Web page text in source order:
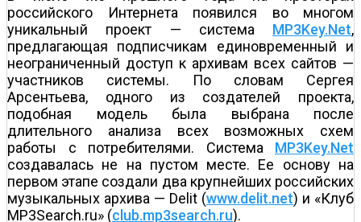
российского Интернета появился во многом
уникальный проект — система MP3Key.Net,
предлагающая подписчикам единовременный и
неограниченный доступ к архивам всех сайтов —
участников системы. По словам Сергея
Арсентьева, одного из создателей проекта,
подобная модель была выбрана после
длительного анализа всех возможных схем
работы с потребителями. Система MP3Key.Net
создавалась не на пустом месте. Ее основу на
первом этапе создали два крупнейших российских
музыкальных архива — Delit (www.delit.net) и «Клуб
MP3Search.ru» (club.mp3search.ru).